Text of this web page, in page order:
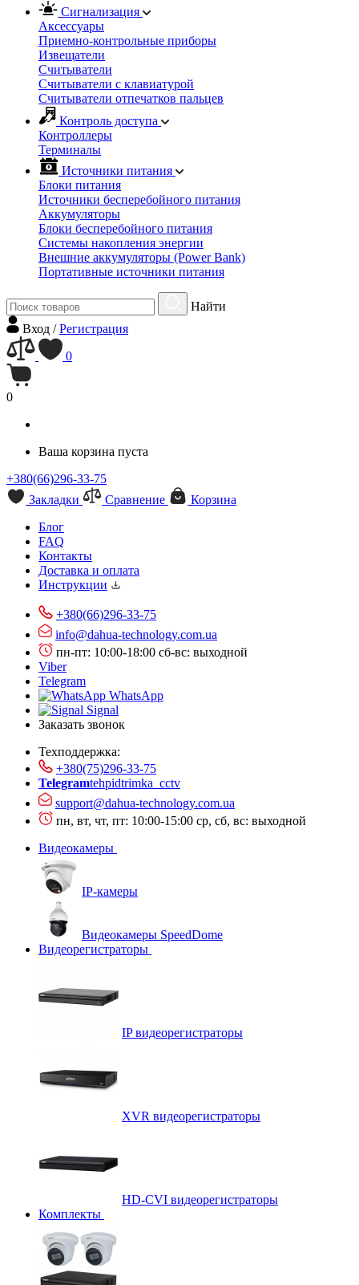
Сигнализация
Аксессуары
Приемно-контрольные приборы
Извещатели
Считыватели
Cчитыватели с клавиатурой
Cчитыватели отпечатков пальцев
Контроль доступа
Контроллеры
Терминалы
Источники питания
Блоки питания
Источники бесперебойного питания
Аккумуляторы
Блоки бесперебойного питания
Системы накопления энергии
Внешние аккумуляторы (Power Bank)
Портативные источники питания
Найти
Вход /Регистрация
0
0
Ваша корзина пуста
+380(66)296-33-75
Закладки
Сравнение
Корзина
Блог
FAQ
Контакты
Доставка и оплата
Инструкции
+380(66)296-33-75
info@dahua-technology.com.ua
пн-пт: 10:00-18:00 сб-вс: выходной
Viber
Telegram
WhatsApp
Signal
Заказать звонок
Техподдержка:
+380(75)296-33-75
Telegramtehpidtrimka_cctv
support@dahua-technology.com.ua
пн, вт, чт, пт: 10:00-15:00 ср, сб, вс: выходной
Видеокамеры
IP-камеры
Видеокамеры SpeedDome
Видеорегистраторы
IP видеорегистраторы
XVR видеорегистраторы
HD-CVI видеорегистраторы
Комплекты